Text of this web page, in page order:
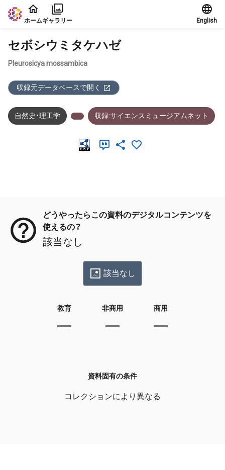
本文に飛ぶ
ホームギャラリー English
セボシウミタケハゼ
Pleurosicya mossambica
収録元データベースで開く
自然史・理工学 収録:サイエンスミュージアムネット
どうやったらこの資料のデジタルコンテンツを
使えるの？
該当なし
該当なし
教育 非商用 商用
資料固有の条件
コレクションにより異なる